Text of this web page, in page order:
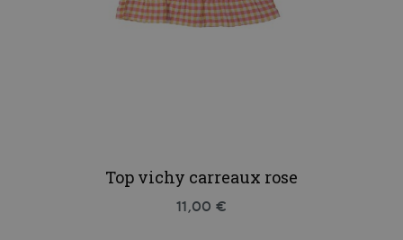
Top vichy carreaux rose
11,00 €